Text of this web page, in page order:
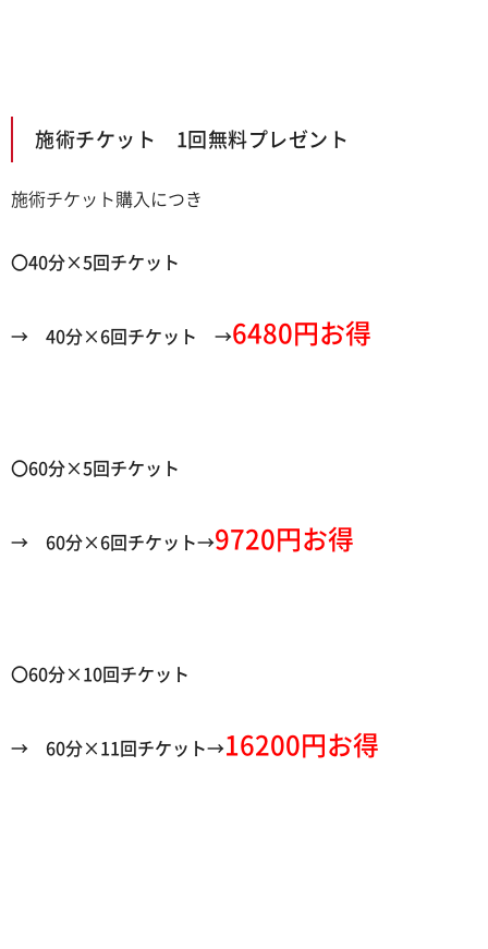
施術チケット 1回無料プレゼント
施術チケット購入につき
〇40分×5回 チケット
→ 40分×6回チケット →6480円お得
〇60分×5回チケット
→ 60分×6回チケット→9720円お得
〇60分×10回チケット
→ 60分×11 回チケット→16200円お得